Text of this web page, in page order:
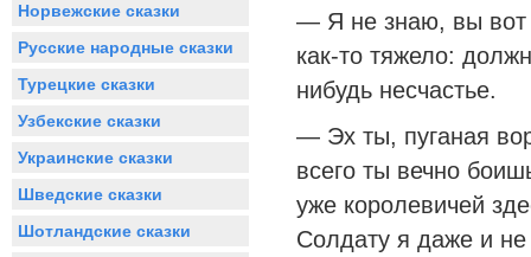
Норвежские сказки
Русские народные сказки
Турецкие сказки
Узбекские сказки
Украинские сказки
Шведские сказки
Шотландские сказки
— Я не знаю, вы вот
как-то тяжело:
нибудь несчастье.
— Эх ты, пуганая
всего ты вечно
уже королевичей
Солдату я даже и не